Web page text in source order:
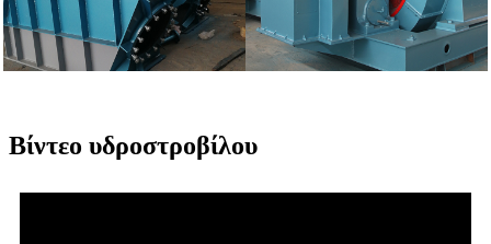
Βίντεο υδροστροβίλου